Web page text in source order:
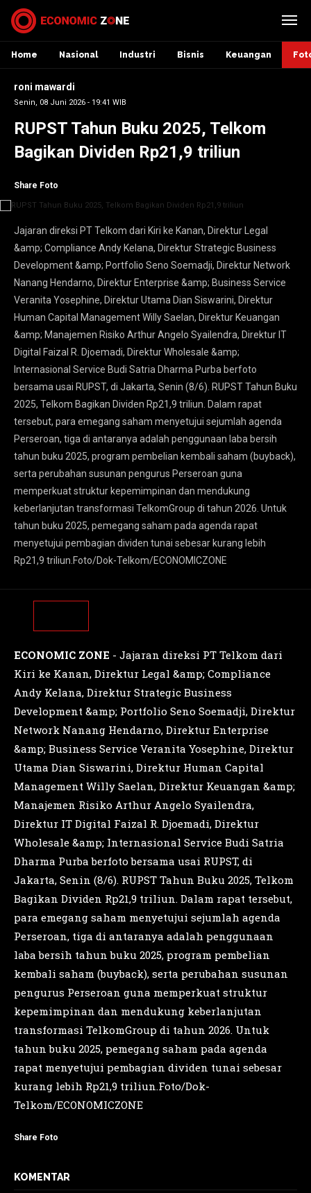
Home Nasional Industri Bisnis Keuangan
roni mawardi
Senin, 08 Juni 2026 - 19:41 WIB
RUPST Tahun Buku 2025, Telkom
Bagikan Dividen Rp21,9 triliun
Share Foto
Jajaran direksi PT Telkom dari Kiri ke Kanan, Direktur Legal
&amp; Compliance Andy Kelana, Direktur Strategic Business
Development &amp; Portfolio Seno Soemadji, Direktur Network
Nanang Hendarno, Direktur Enterprise &amp; Business Service
Veranita Yosephine, Direktur Utama Dian Siswarini, Direktur
Human Capital Management Willy Saelan, Direktur Keuangan
&amp; Manajemen Risiko Arthur Angelo Syailendra, Direktur IT
Digital Faizal R. Djoemadi, Direktur Wholesale &amp;
Internasional Service Budi Satria Dharma Purba berfoto
bersama usai RUPST, di Jakarta, Senin (8/6). RUPST Tahun Buku
2025, Telkom Bagikan Dividen Rp21,9 triliun. Dalam rapat
tersebut, para emegang saham menyetujui sejumlah agenda
Perseroan, tiga di antaranya adalah penggunaan laba bersih
tahun buku 2025, program pembelian kembali saham (buyback),
serta perubahan susunan pengurus Perseroan guna
memperkuat struktur kepemimpinan dan mendukung
keberlanjutan transformasi TelkomGroup di tahun 2026. Untuk
tahun buku 2025, pemegang saham pada agenda rapat
menyetujui pembagian dividen tunai sebesar kurang lebih
Rp21,9 triliun.Foto/Dok-Telkom/ECONOMICZONE
ECONOMIC ZONE - Jajaran direksi PT Telkom dari
Kiri ke Kanan, Direktur Legal &amp; Compliance
Andy Kelana, Direktur Strategic Business
Development &amp; Portfolio Seno Soemadji, Direktur
Network Nanang Hendarno, Direktur Enterprise
&amp; Business Service Veranita Yosephine, Direktur
Utama Dian Siswarini, Direktur Human Capital
Management Willy Saelan, Direktur Keuangan &amp;
Manajemen Risiko Arthur Angelo Syailendra,
Direktur IT Digital Faizal R. Djoemadi, Direktur
Wholesale &amp; Internasional Service Budi Satria
Dharma Purba berfoto bersama usai RUPST, di
Jakarta, Senin (8/6). RUPST Tahun Buku 2025, Telkom
Bagikan Dividen Rp21,9 triliun. Dalam rapat tersebut,
para emegang saham menyetujui sejumlah agenda
Perseroan, tiga di antaranya adalah penggunaan
laba bersih tahun buku 2025, program pembelian
kembali saham (buyback), serta perubahan susunan
pengurus Perseroan guna memperkuat struktur
kepemimpinan dan mendukung keberlanjutan
transformasi TelkomGroup di tahun 2026. Untuk
tahun buku 2025, pemegang saham pada agenda
rapat menyetujui pembagian dividen tunai sebesar
kurang lebih Rp21,9 triliun.Foto/Dok-
Telkom/ECONOMICZONE
Share Foto
KOMENTAR